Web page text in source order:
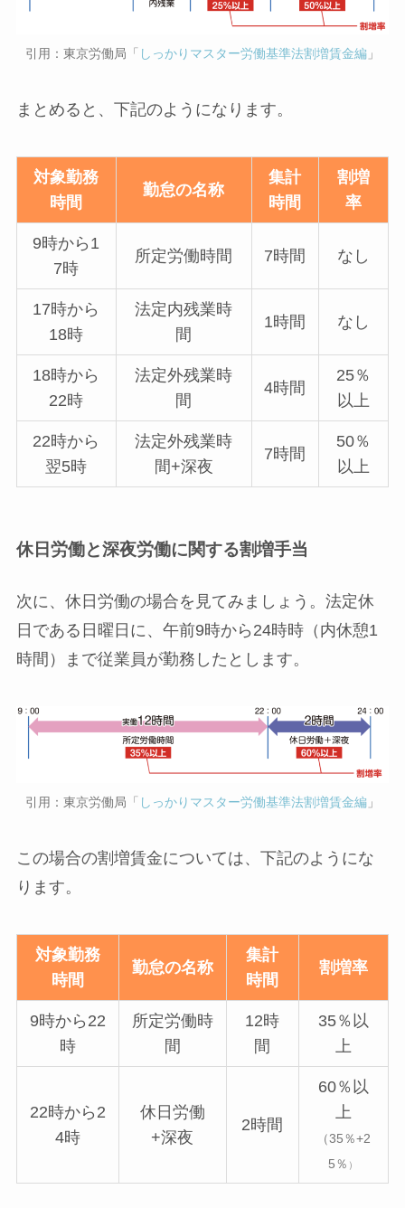
引用：東京労働局「 しっかりマスター労働基準法割増賃金編 」
まとめると、下記のようになります。
対象勤務
時間
勤怠の名称
集計
時間
割増
率
9時から1
7時
所定労働時間 7時間 なし
17時から
18時
法定内残業時
間
1時間 なし
18時から
22時
法定外残業時
間
4時間
25％
以上
22時から
翌5時
法定外残業時
間+深夜
7時間
50％
以上
休日労働と深夜労働に関する割増手当
次に、休日労働の場合を見てみましょう。法定休
日である日曜日に、午前9時から24時時（内休憩1
時間）まで従業員が勤務したとします。
引用：東京労働局「 しっかりマスター労働基準法割増賃金編 」
この場合の割増賃金については、下記のようにな
ります。
対象勤務
時間
勤怠の名称
集計
時間
割増率
9時から22
時
所定労働時
間
12時
間
35％以
上
22時から2
4時
休日労働
+深夜
2時間
60％以
上
（35％+2
5％ ）